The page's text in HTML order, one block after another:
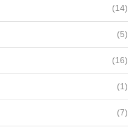
(14)
(5)
(16)
(1)
(7)